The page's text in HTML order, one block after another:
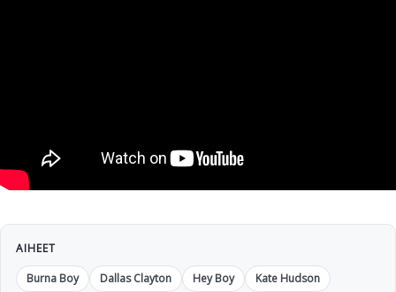
AIHEET
Burna Boy
Dallas Clayton Hey Boy
Kate Hudson